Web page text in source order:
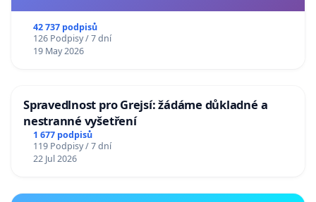
42 737 podpisů
126 Podpisy / 7 dní
19 May 2026
Spravedlnost pro Grejsí: žádáme důkladné a
nestranné vyšetření
1 677 podpisů
119 Podpisy / 7 dní
22 Jul 2026